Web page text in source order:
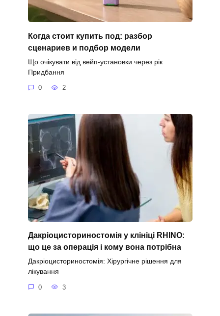
Когда стоит купить под: разбор
сценариев и подбор модели
Що очікувати від вейп-установки через рік
Придбання
0 2
Дакріоцисториностомія у клініці RHINO:
що це за операція і кому вона потрібна
Дакріоцисториностомія: Хірургічне рішення для
лікування
0 3